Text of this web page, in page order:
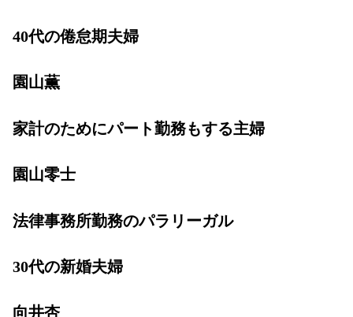
40代の倦怠期夫婦
園山薫
家計のためにパート勤務もする主婦
園山零士
法律事務所勤務のパラリーガル
30代の新婚夫婦
向井杏